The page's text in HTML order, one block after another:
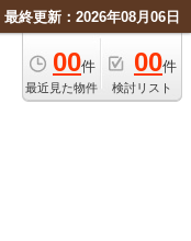
最終更新：2026年08月06日
00件
最近見た物件
00件
検討リスト